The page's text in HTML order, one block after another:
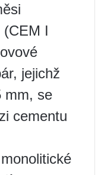
I
jejichž
mm, se
cementu